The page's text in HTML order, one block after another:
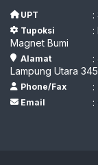
UPT :
Tupoksi
:
Magnet Bumi
Alamat
:
Lampung Utara
Phone/Fax :
Email :